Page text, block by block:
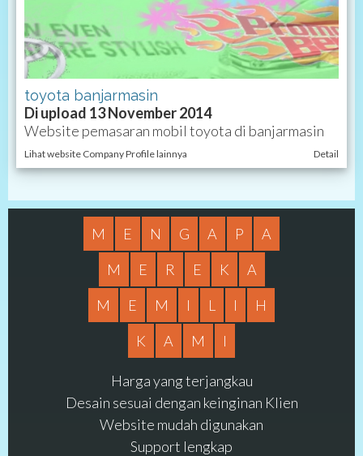
toyota banjarmasin
Di upload 13 November 2014
Website pemasaran mobil toyota di banjarmasin
Lihat website Company Profile lainnya Detail
M E N G A P
A
M
E R E K
A
M
E M I L I
H
K
A M I
Harga yang terjangkau
Desain sesuai dengan keinginan Klien
Website mudah digunakan
Support lengkap